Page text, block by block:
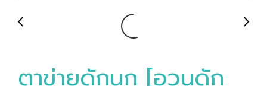
ตาข่ายดักนก [อวนดัก